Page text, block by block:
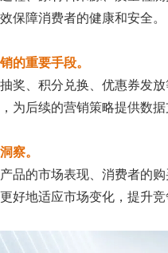
保障消费者的健康和安全。
的重要手段。
奖、积分兑换、优惠券发
为后续的营销策略提供数据
察。
品的市场表现、消费者的
好地适应市场变化，提升竞